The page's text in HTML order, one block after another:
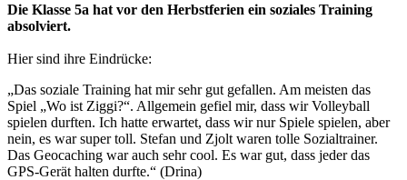
Die Klasse 5a hat vor den Herbstferien ein soziales Training
absolviert.
Hier sind ihre Eindrücke:
„Das soziale Training hat mir sehr gut gefallen. Am meisten das
Spiel „Wo ist Ziggi?“. Allgemein gefiel mir, dass wir Volleyball
spielen durften. Ich hatte erwartet, dass wir nur Spiele spielen, aber
nein, es war super toll. Stefan und Zjolt waren tolle Sozialtrainer.
Das Geocaching war auch sehr cool. Es war gut, dass jeder das
GPS-Gerät halten durfte.“ (Drina)